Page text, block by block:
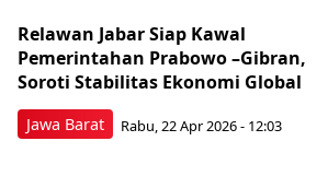
Jawa Barat
Relawan Jabar Siap Kawal
Pemerintahan Prabowo –Gibran,
Soroti Stabilitas Ekonomi Global
Rabu, 22 Apr 2026 - 12:03